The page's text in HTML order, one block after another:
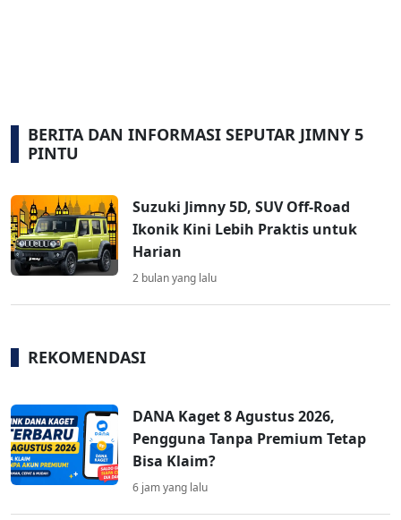
BERITA DAN INFORMASI SEPUTAR JIMNY 5
PINTU
Suzuki Jimny 5D, SUV Off-Road
Ikonik Kini Lebih Praktis untuk
Harian
2 bulan yang lalu
REKOMENDASI
DANA Kaget 8 Agustus 2026,
Pengguna Tanpa Premium Tetap
Bisa Klaim?
6 jam yang lalu